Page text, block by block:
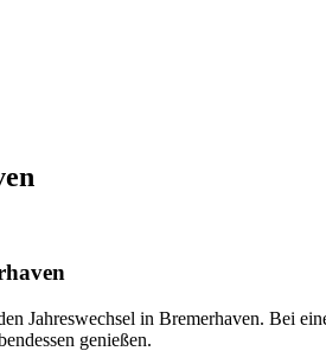
Jahreswechsel in Bremerhaven.
genießen.